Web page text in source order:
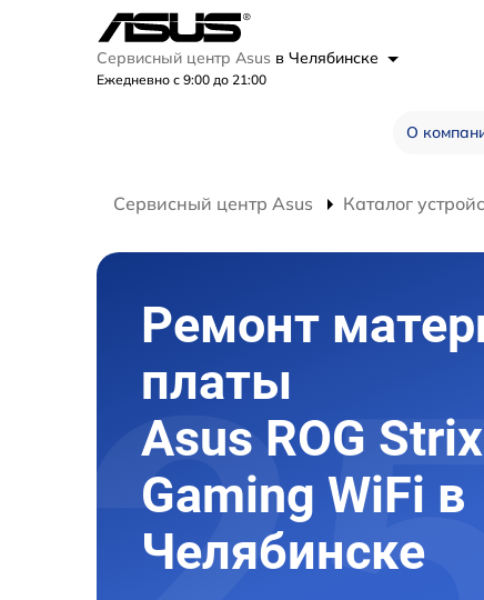
Сервисный центр Asus в Челябинске
Ежедневно с 9:00 до 21:00
О
Сервисный центр Asus Каталог
Ремонт
платы
Asus ROG
Gaming WiFi в
Челябинске